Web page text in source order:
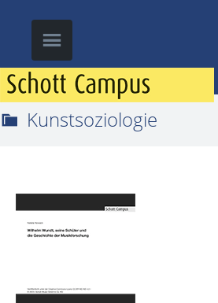
Kunstsoziologie